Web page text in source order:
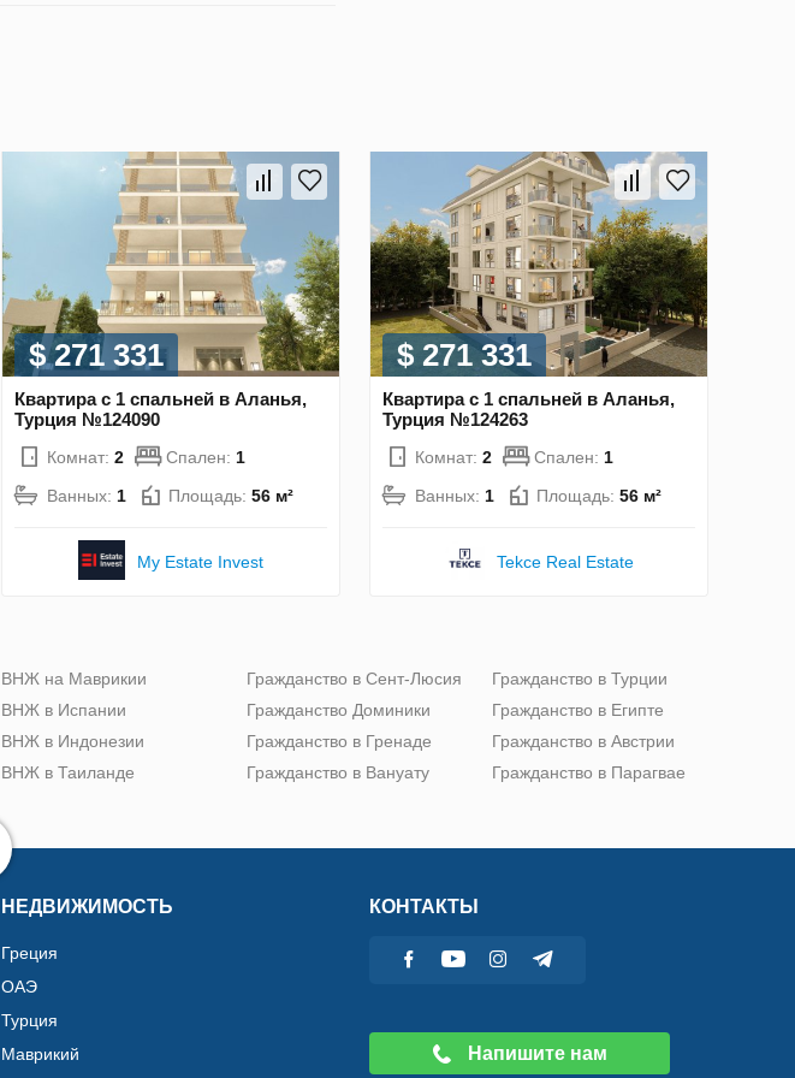
$ 271 331
Квартира с 1 спальней в Аланья,
Турция №124090
Комнат: 2 Спален: 1
Ванных: 1 Площадь: 56 м²
My Estate Invest
$ 271 331
Квартира с 1 спальней в Аланья,
Турция №124263
Комнат: 2 Спален: 1
Ванных: 1 Площадь: 56 м²
Tekce Real Estate
ВНЖ на Маврикии
ВНЖ в Испании
ВНЖ в Индонезии
ВНЖ в Таиланде
Гражданство в Сент-Люсия
Гражданство Доминики
Гражданство в Гренаде
Гражданство в Вануату
Гражданство в Турции
Гражданство в Египте
Гражданство в Австрии
Гражданство в Парагвае
НЕДВИЖИМОСТЬ
Греция
ОАЭ
Турция
Маврикий
КОНТАКТЫ
Напишите нам